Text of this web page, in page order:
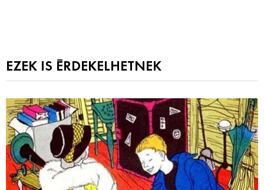
EZEK IS ÉRDEKELHETNEK